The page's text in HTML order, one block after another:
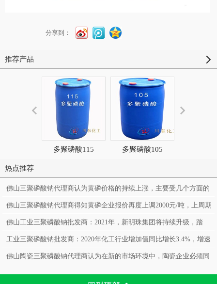
分享到：
推荐产品
多聚磷酸115 多聚磷酸105
热点推荐
佛山三聚磷酸钠代理商认为黄磷价格的持续上涨，主要受几个方面的
因素影响
佛山三聚磷酸钠代理商得知黄磷企业报价再度上调2000元/吨，上周期
末黄磷市场价格继续上涨，涨幅在3000-4000元/吨
佛山工业三聚磷酸钠批发商：2021年，新明珠集团将持续升级，踏
上“百亿”征程，向中国共产党成立100周年献礼
工业三聚磷酸钠批发商：2020年化工行业增加值同比增长3.4%，增速
同比回落1.4个百分点
佛山陶瓷三聚磷酸钠代理商认为在新的市场环境中，陶瓷企业必须同